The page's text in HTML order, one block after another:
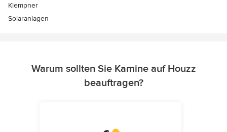
Klempner
Solaranlagen
Warum sollten Sie Kamine auf Houzz
beauftragen?